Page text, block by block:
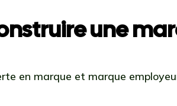
une
en marque et marque